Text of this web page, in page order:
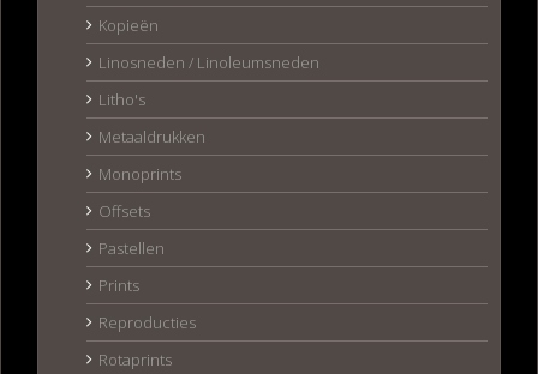
Kopieën
Linosneden / Linoleumsneden
Litho's
Metaaldrukken
Monoprints
Offsets
Pastellen
Prints
Reproducties
Rotaprints